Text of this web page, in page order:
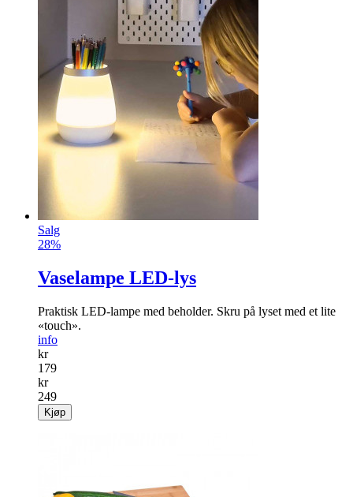
Salg
28%
Vaselampe LED-lys
Praktisk LED-lampe med beholder. Skru på lyset med et lite
«touch».
info
kr
179
kr
249
Kjøp